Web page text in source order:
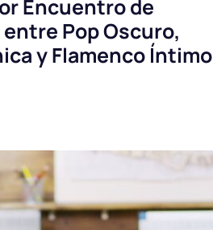
Encuentro de
Pop Oscuro,
y Flamenco Íntimo